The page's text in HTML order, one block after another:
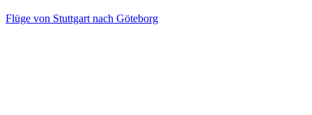
Flüge von Stuttgart nach Göteborg